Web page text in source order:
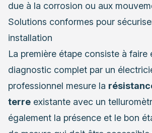
due à la corrosion ou aux
Solutions conformes pour
installation
La première étape consiste à faire
diagnostic complet par un
professionnel mesure la
terre existante avec un
également la présence et le bon